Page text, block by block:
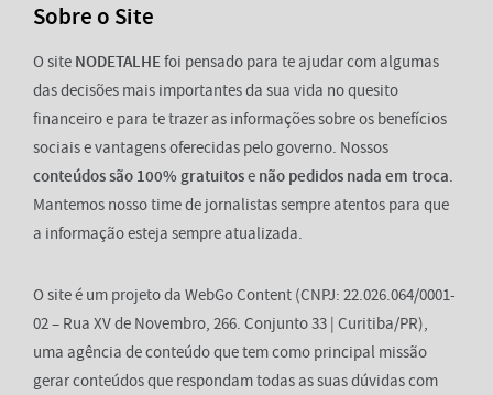
Sobre o Site
O site NODETALHEfoi pensado para te ajudar com algumas
das decisões mais importantes da sua vida no quesito
financeiro e para te trazer as informações sobre os benefícios
sociais e vantagens oferecidas pelo governo. Nossos
conteúdos são 100% gratuitose não pedidos nada em troca.
Mantemos nosso time de jornalistas sempre atentos para que
a informação esteja sempre atualizada.
O site é um projeto da WebGo Content (CNPJ: 22.026.064/0001-
02 – Rua XV de Novembro, 266. Conjunto 33 | Curitiba/PR),
uma agência de conteúdo que tem como principal missão
gerar conteúdos que respondam todas as suas dúvidas com